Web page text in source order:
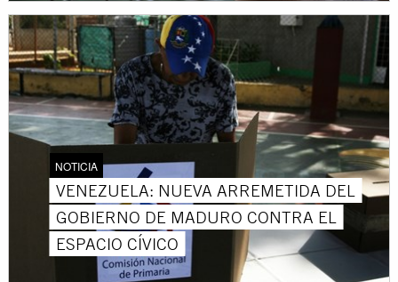
NOTICIA
VENEZUELA: NUEVA ARREMETIDA DEL
GOBIERNO DE MADURO CONTRA EL
ESPACIO CÍVICO